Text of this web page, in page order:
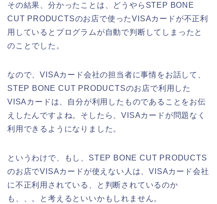
その結果、分かったことは、どうやらSTEP BONE
CUT PRODUCTSのお店で使ったVISAカードが不正利
用しているとプログラムが自動で判断してしまったと
のことでした。
なので、VISAカード会社の担当者に事情をお話して、
STEP BONE CUT PRODUCTSのお店で利用した
VISAカードは、自分が利用したものであることをお伝
えしたんですよね。そしたら、VISAカードが問題なく
利用できるようになりました。
というわけで、もし、STEP BONE CUT PRODUCTS
のお店でVISAカードが使えない人は、VISAカード会社
に不正利用されている、と判断されているのか
も、、。と考えるといいかもしれません。